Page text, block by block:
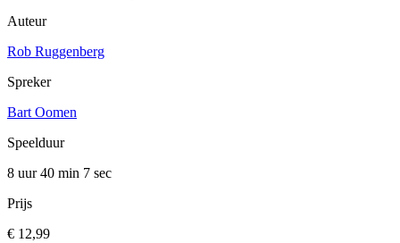
Auteur
Rob Ruggenberg
Spreker
Bart Oomen
Speelduur
8 uur 40 min 7 sec
Prijs
€ 12,99